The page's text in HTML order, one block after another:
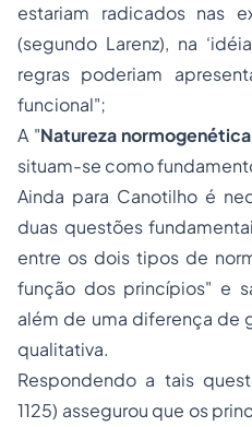
estariam radicados nas
(segundo Larenz), na
regras poderiam
funcional";
A "Natureza normogenética
situam-se como
Ainda para Canotilho é
duas questões
entre os dois tipos de
função dos princípios" e
além de uma diferença de
qualitativa.
Respondendo a tais
1125) assegurou que os